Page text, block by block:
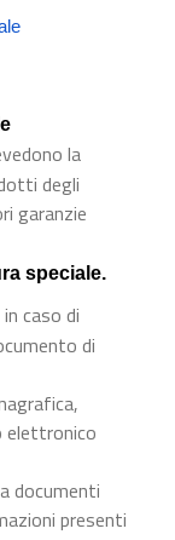
la
degli
garanzie
speciale.
caso di
di
elettronico
documenti
presenti